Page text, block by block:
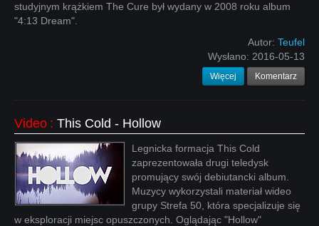
studyjnym krążkiem The Cure był wydany w 2008 roku album
"4:13 Dream".
Autor: Teufel
Wysłano: 2016-05-13
Więcej Komentarz
Video : This Cold - Hollow
Legnicka formacja This Cold
zaprezentowała drugi teledysk
promujący swój debiutancki album.
Muzycy wykorzystali materiał wideo
grupy Strefa 50, która specjalizuje się
w eksploracji miejsc opuszczonych. Oglądając "Hollow"